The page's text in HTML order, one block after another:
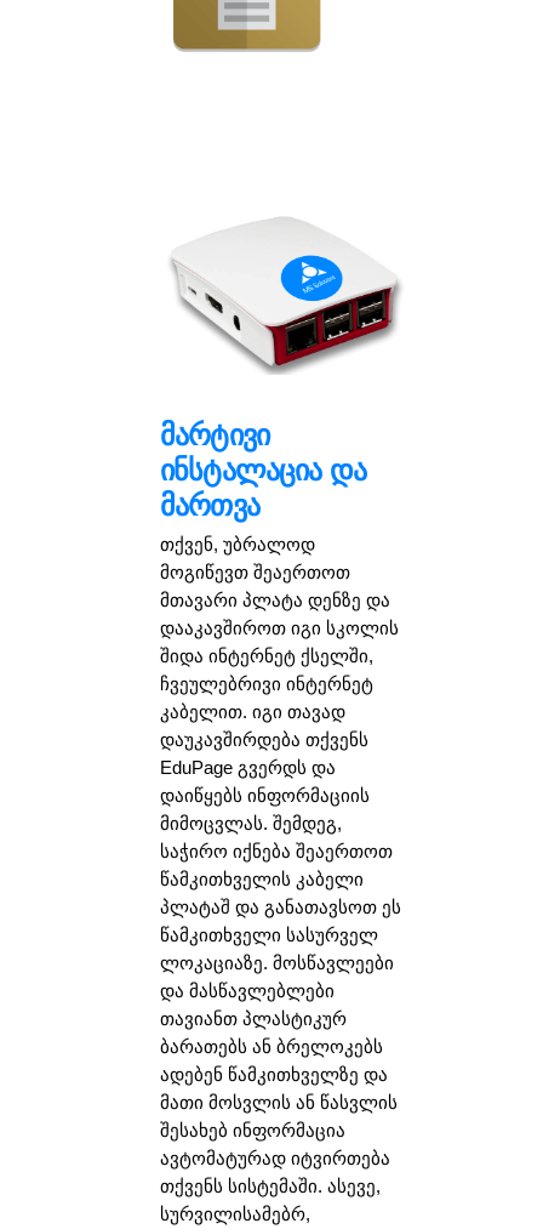
მარტივი
ინსტალაცია და
მართვა
თქვენ, უბრალოდ
მოგიწევთ შეაერთოთ
მთავარი პლატა დენზე და
დააკავშიროთ იგი სკოლის
შიდა ინტერნეტ ქსელში,
ჩვეულებრივი ინტერნეტ
კაბელით. იგი თავად
დაუკავშირდება თქვენს
EduPage გვერდს და
დაიწყებს ინფორმაციის
მიმოცვლას. შემდეგ,
საჭირო იქნება შეაერთოთ
წამკითხველის კაბელი
პლატაშ და განათავსოთ ეს
წამკითხველი სასურველ
ლოკაციაზე. მოსწავლეები
და მასწავლებლები
თავიანთ პლასტიკურ
ბარათებს ან ბრელოკებს
ადებენ წამკითხველზე და
მათი მოსვლის ან წასვლის
შესახებ ინფორმაცია
ავტომატურად იტვირთება
თქვენს სისტემაში. ასევე,
სურვილისამებრ,